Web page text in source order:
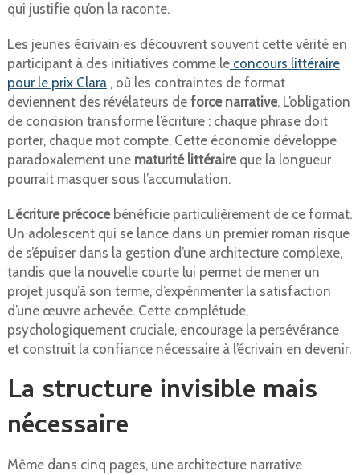
qui justifie qu’on la raconte.
Les jeunes écrivain·es découvrent souvent cette vérité en
participant à des initiatives comme leconcours littéraire
pour le prix Clara, où les contraintes de format
deviennent des révélateurs de force narrative. L’obligation
de concision transforme l’écriture : chaque phrase doit
porter, chaque mot compte. Cette économie développe
paradoxalement une maturité littéraireque la longueur
pourrait masquer sous l’accumulation.
L’écriture précocebénéficie particulièrement de ce format.
Un adolescent qui se lance dans un premier roman risque
de s’épuiser dans la gestion d’une architecture complexe,
tandis que la nouvelle courte lui permet de mener un
projet jusqu’à son terme, d’expérimenter la satisfaction
d’une œuvre achevée. Cette complétude,
psychologiquement cruciale, encourage la persévérance
et construit la confiance nécessaire à l’écrivain en devenir.
La structure invisible mais
nécessaire
Même dans cinq pages, une architecture narrative